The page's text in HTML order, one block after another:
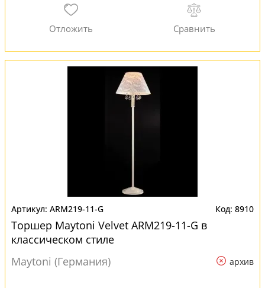
ARM219-11-G 8910
Торшер Maytoni Velvet ARM219-11-G в
классическом стиле
Maytoni (Германия)
архив